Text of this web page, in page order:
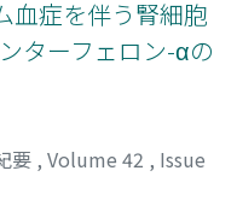
血症を伴う腎細胞
ターフェロン-αの
要 , Volume 42 , Issue